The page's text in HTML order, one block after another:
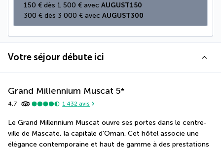
150 € dès 1 500 € avec AUGUST150
300 € dès 3 000 € avec AUGUST300
Votre séjour débute ici
Grand Millennium Muscat 5*
4,7 1 432 avis
Le Grand Millennium Muscat ouvre ses portes dans le centre-
ville de Mascate, la capitale d'Oman. Cet hôtel associe une
élégance contemporaine et haut de gamme à des prestations